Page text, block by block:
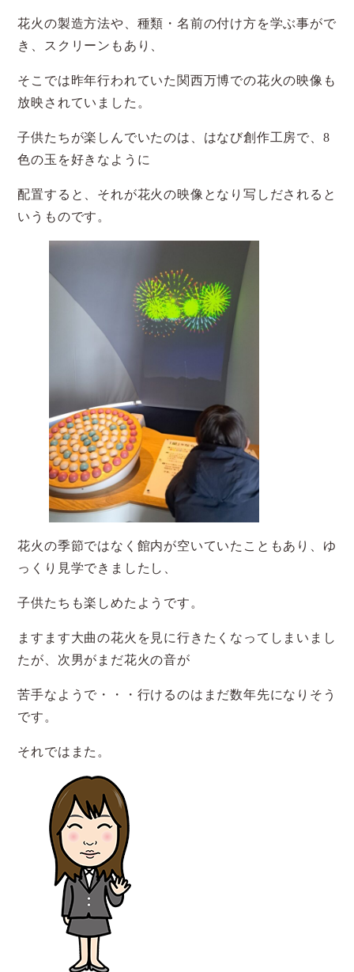
花火の製造方法や、種類・名前の付け方を学ぶ事がで
き、スクリーンもあり、
そこでは昨年行われていた関西万博での花火の映像も
放映されていました。
子供たちが楽しんでいたのは、はなび創作工房で、8
色の玉を好きなように
配置すると、それが花火の映像となり写しだされると
いうものです。
花火の季節ではなく館内が空いていたこともあり、ゆ
っくり見学できましたし、
子供たちも楽しめたようです。
ますます大曲の花火を見に行きたくなってしまいまし
たが、次男がまだ花火の音が
苦手なようで・・・行けるのはまだ数年先になりそう
です。
それではまた。